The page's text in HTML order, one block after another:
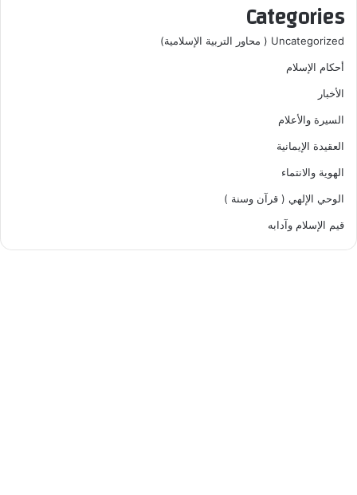
Categories
Uncategorized ( محاور التربية الإسلامية)
أحكام الإسلام
الأخبار
السيرة والأعلام
العقيدة الإيمانية
الهوية والانتماء
الوحي الإلهي ( قرآن وسنة )
قيم الإسلام وآدابه